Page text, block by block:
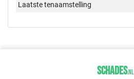
Laatste tenaamstelling
SCHADES.NL